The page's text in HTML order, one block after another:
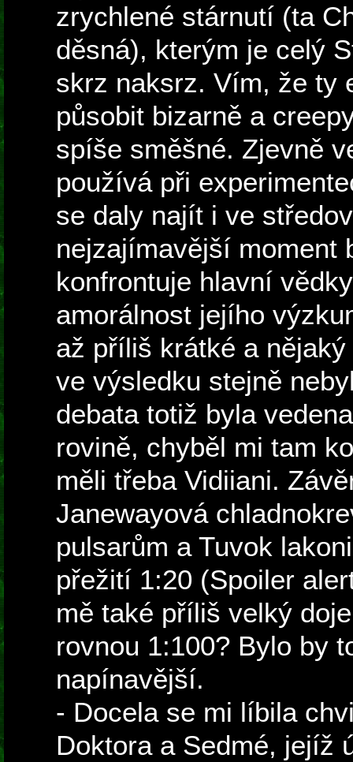
zrychlené stárnutí (ta
děsná), kterým je celý
skrz naksrz. Vím, že ty
působit bizarně a
spíše směšné. Zjevně
používá při
se daly najít i ve
nejzajímavější moment
konfrontuje hlavní
amorálnost jejího
až příliš krátké a
ve výsledku stejně
debata totiž byla
rovině, chyběl mi tam
měli třeba Vidiiani.
Janewayová
pulsarům a Tuvok
přežití 1:20 (Spoiler
mě také příliš velký
rovnou 1:100? Bylo by
napínavější.
- Docela se mi líbila
Doktora a Sedmé, jejíž